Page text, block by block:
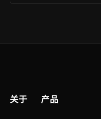
书，支持链上验证与
关于 产品